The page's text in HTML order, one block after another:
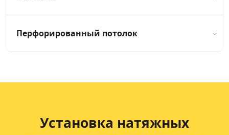
Перфорированный потолок
Установка натяжных